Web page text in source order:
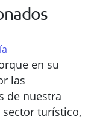
en su
las
de nuestra
turístico,